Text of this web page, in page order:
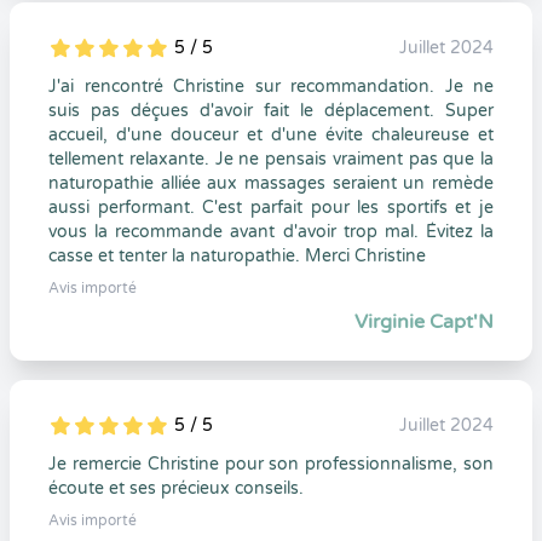
5
1
5
0 5 / 5
Juillet 2024
J'ai rencontré Christine sur recommandation. Je ne
suis pas déçues d'avoir fait le déplacement. Super
accueil, d'une douceur et d'une évite chaleureuse et
tellement relaxante. Je ne pensais vraiment pas que la
naturopathie alliée aux massages seraient un remède
aussi performant. C'est parfait pour les sportifs et je
vous la recommande avant d'avoir trop mal. Évitez la
casse et tenter la naturopathie. Merci Christine
Avis importé
Virginie Capt'N
5
1
5
0 5 / 5
Juillet 2024
Je remercie Christine pour son professionnalisme, son
écoute et ses précieux conseils.
Avis importé